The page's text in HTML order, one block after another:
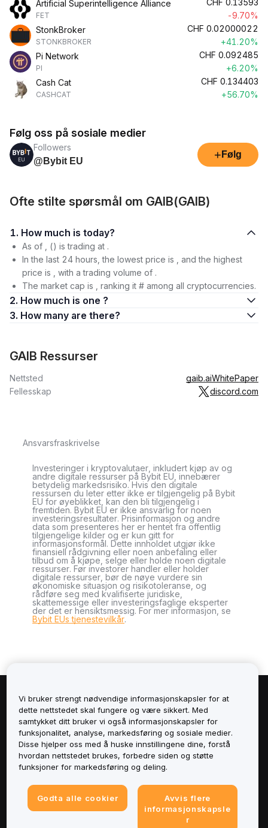
Artificial Superintelligence Alliance
FET
CHF 0.13593
-9.70%
StonkBroker
STONKBROKER
CHF 0.02000022
+41.20%
Pi Network
PI
CHF 0.092485
+6.20%
Cash Cat
CASHCAT
CHF 0.134403
+56.70%
Følg oss på sosiale medier
Followers
@Bybit EU
+ Følg
Ofte stilte spørsmål om GAIB(GAIB)
1. How much is today?
As of , () is trading at .
In the last 24 hours, the lowest price is , and the highest
price is , with a trading volume of .
The market cap is , ranking it # among all cryptocurrencies.
2. How much is one ?
3. How many are there?
GAIB Ressurser
Nettsted gaib.aiWhitePaper
Fellesskap
discord.com
Ansvarsfraskrivelse
Investeringer i kryptovalutaer, inkludert kjøp av og
andre digitale ressurser på Bybit EU, innebærer
betydelig markedsrisiko. Hvis den digitale
ressursen du leter etter ikke er tilgjengelig på Bybit
EU for øyeblikket, kan den bli tilgjengelig i
fremtiden. Bybit EU er ikke ansvarlig for noen
investeringsresultater. Prisinformasjon og andre
data som presenteres her er hentet fra offentlig
tilgjengelige kilder og er kun gitt for
informasjonsformål. Dette innholdet utgjør ikke
finansiell rådgivning eller noen anbefaling eller
tilbud om å kjøpe, selge eller holde noen digitale
ressurser. Før investorer handler eller holder
digitale ressurser, bør de nøye vurdere sin
økonomiske situasjon og risikotoleranse, og
rådføre seg med kvalifiserte juridiske,
skattemessige eller investeringsfaglige eksperter
der det er hensiktsmessig. For mer informasjon, se
Bybit EUs tjenestevilkår.
Om
Tjenester
Støtte
Produkter
Vi bruker strengt nødvendige informasjonskapsler for at
dette nettstedet skal fungere og være sikkert. Med
samtykket ditt bruker vi også informasjonskapsler for
funksjonalitet, analyse, markedsføring og sosiale medier.
Disse hjelper oss med å huske innstillingene dine, forstå
hvordan nettstedet brukes, forbedre siden og støtte
funksjoner for markedsføring og deling.
Godta alle cookier
Avvis flere
informasjonskapsle
r